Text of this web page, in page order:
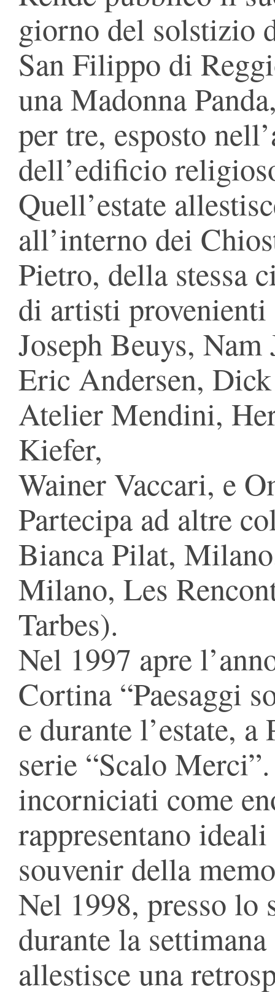
giorno del solstizio
San Filippo di
una Madonna
per tre, esposto
dell’edificio
Quell’estate
all’interno dei
Pietro, della stessa
di artisti
Joseph Beuys,
Eric Andersen,
Atelier Mendini,
Kiefer,
Wainer Vaccari, e
Partecipa ad altre
Bianca Pilat,
Milano, Les
Tarbes).
Nel 1997 apre
Cortina “Paesaggi
e durante l’estate,
serie “Scalo
incorniciati come
rappresentano
souvenir della
Nel 1998, presso lo
durante la
allestisce una